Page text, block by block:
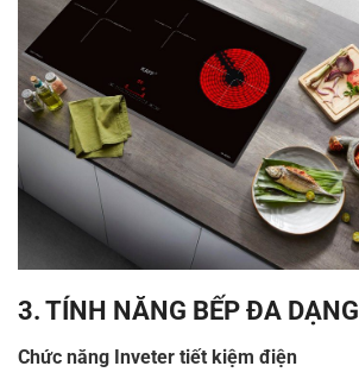
3. TÍNH NĂNG BẾP ĐA DẠNG
Chức năng Inveter tiết kiệm điện